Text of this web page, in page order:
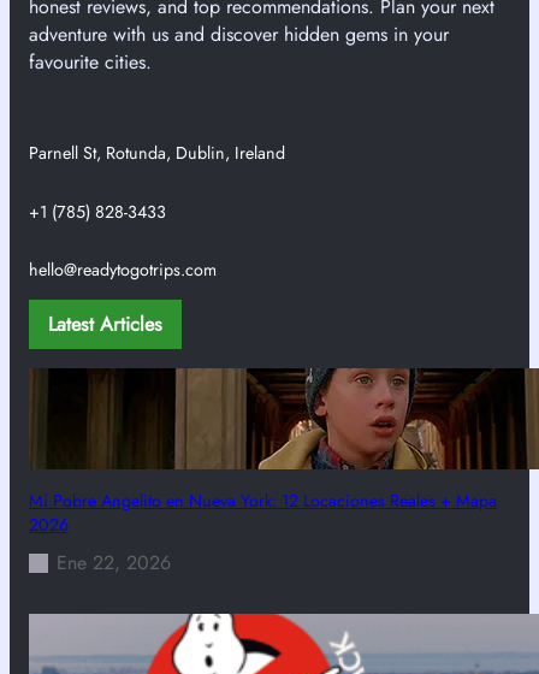
honest reviews, and top recommendations. Plan your next
adventure with us and discover hidden gems in your
favourite cities.
Parnell St, Rotunda, Dublin, Ireland
+1 (785) 828-3433
hello@readytogotrips.com
Latest Articles
Mi Pobre Angelito en Nueva York: 12 Locaciones Reales + Mapa
2026
Ene 22, 2026